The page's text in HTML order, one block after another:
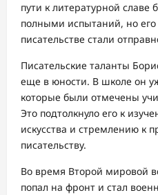
пути к литературной
полными испытаний, но его
писательстве стали
Писательские таланты
еще в юности. В школе он
которые были отмечены
Это подтолкнуло его к
искусства и стремлению к
писательству.
Во время Второй мировой
попал на фронт и стал